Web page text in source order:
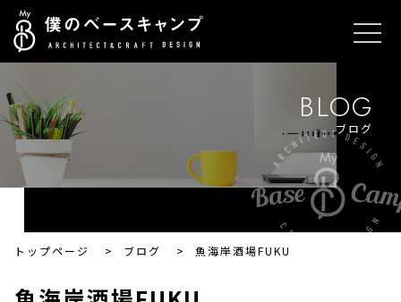
BLOG
ブログ
トップページ > ブログ > 魚海岸酒場FUKU